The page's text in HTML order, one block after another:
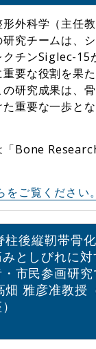
外科学（主任
究チームは、
クチンSiglec-15
要な役割を果
研究成果は、
重要な一歩と
「Bone
ご覧ください。
柱後縦靭帯骨
としびれに
市民参画研
畑 雅彦准教授